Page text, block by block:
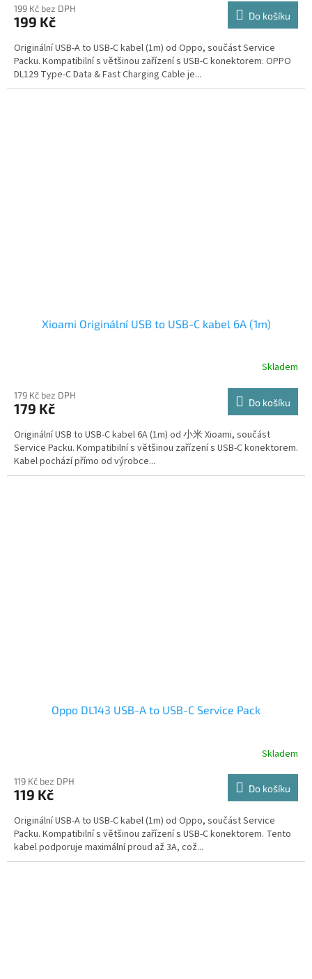
199 Kč bez DPH
199 Kč Do košíku
Originální USB-A to USB-C kabel (1m) od Oppo, součást Service
Packu. Kompatibilní s většinou zařízení s USB-C konektorem. OPPO
DL129 Type-C Data & Fast Charging Cable je...
Xioami Originální USB to USB-C kabel 6A (1m)
Skladem
179 Kč bez DPH
179 Kč Do košíku
Originální USB to USB-C kabel 6A (1m) od 小米 Xioami, součást
Service Packu. Kompatibilní s většinou zařízení s USB-C konektorem.
Kabel pochází přímo od výrobce...
Oppo DL143 USB-A to USB-C Service Pack
Skladem
119 Kč bez DPH
119 Kč Do košíku
Originální USB-A to USB-C kabel (1m) od Oppo, součást Service
Packu. Kompatibilní s většinou zařízení s USB-C konektorem. Tento
kabel podporuje maximální proud až 3A, což...